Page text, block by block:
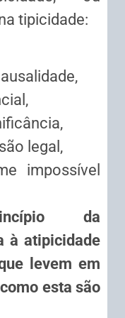
tipicidade:
legal,
impossível
da
à atipicidade
levem em
esta são